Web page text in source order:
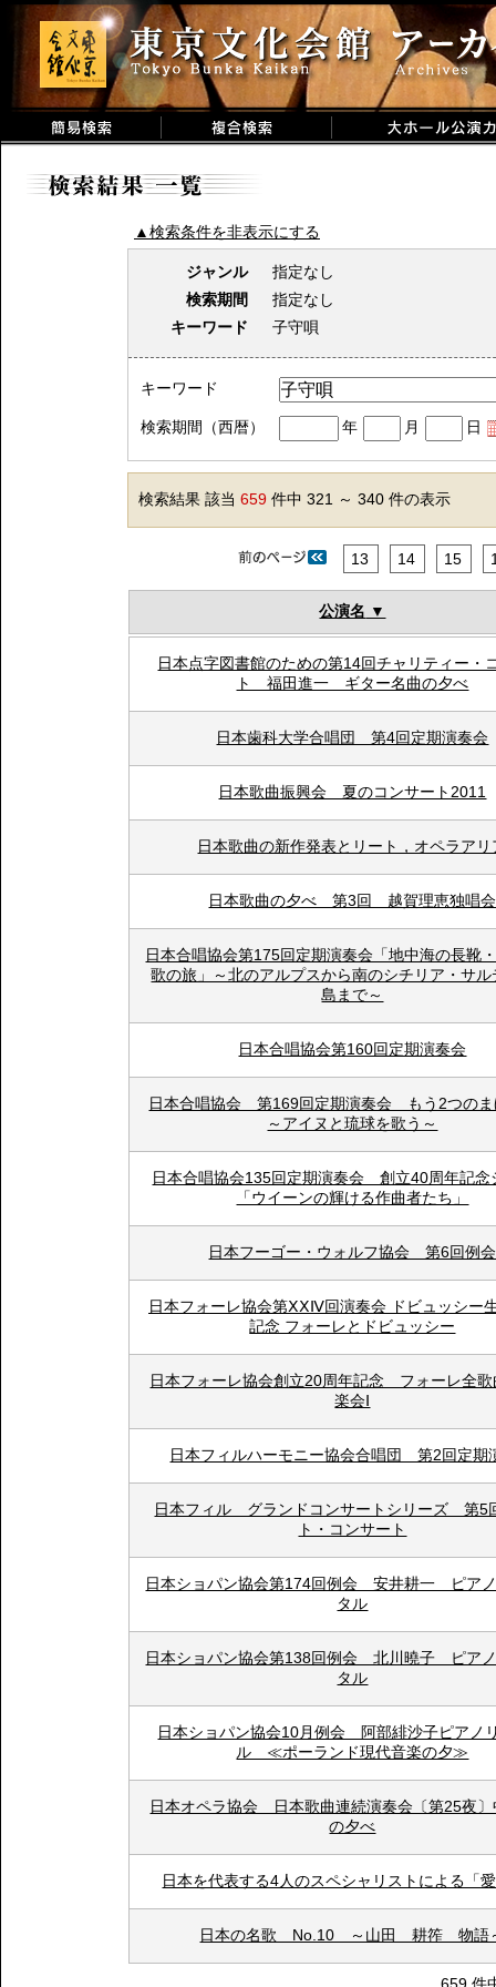
▲検索条件を非表示にする
ジャンル
指定なし
検索期間
指定なし
キーワード
子守唄
キーワード
検索期間（西暦） 年 月 日
検索結果 該当659 件中 321 ～ 340 件の表示
13 14 15
公演名
日本点字図書館のための第14回チャリティー・
ト 福田進一 ギター名曲の夕べ
日本歯科大学合唱団 第4回定期演奏会
日本歌曲振興会 夏のコンサート2011
日本歌曲の新作発表とリート，オペラアリ
日本歌曲の夕べ 第3回 越賀理恵独唱会
日本合唱協会第175回定期演奏会「地中海の長靴
歌の旅」～北のアルプスから南のシチリア・サ
島まで～
日本合唱協会第160回定期演奏会
日本合唱協会 第169回定期演奏会 もう2つの
～アイヌと琉球を歌う～
日本合唱協会135回定期演奏会 創立40周年記念
「ウイーンの輝ける作曲者たち」
日本フーゴー・ウォルフ協会 第6回例会
日本フォーレ協会第ⅩⅩⅣ回演奏会 ドビュッシー
記念 フォーレとドビュッシー
日本フォーレ協会創立20周年記念 フォーレ全歌
楽会Ⅰ
日本フィルハーモニー協会合唱団 第2回定期
日本フィル グランドコンサートシリーズ 第5
ト・コンサート
日本ショパン協会第174回例会 安井耕一 ピア
タル
日本ショパン協会第138回例会 北川曉子 ピア
タル
日本ショパン協会10月例会 阿部緋沙子ピアノ
ル ≪ポーランド現代音楽の夕≫
日本オペラ協会 日本歌曲連続演奏会〔第25夜〕
の夕べ
日本を代表する4人のスペシャリストによる「
日本の名歌 No.10 ～山田 耕筰 物語